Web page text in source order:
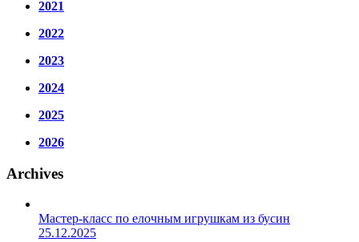
2021
2022
2023
2024
2025
2026
Archives
Мастер-класс по елочным игрушкам из бусин
25.12.2025